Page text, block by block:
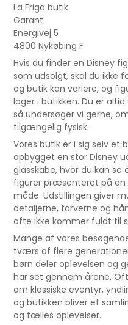
La Friga butik
Garant
Energivej 5
4800 Nykøbing F
Hvis du finder en Disney
som udsolgt, skal du ikke
og butik kan variere, og
lager i butikken. Du er
så undersøger vi gerne,
tilgængelig fysisk.
Vores butik er i sig selv et
opbygget en stor Disney
glasskabe, hvor du kan
figurer præsenteret på en
måde. Udstillingen giver
detaljerne, farverne og
ofte ikke kommer fuldt til
Mange af vores
tværs af flere
børn deler oplevelsen og
har set gennem årene.
om klassiske eventyr,
og butikken bliver et
og fælles oplevelser.